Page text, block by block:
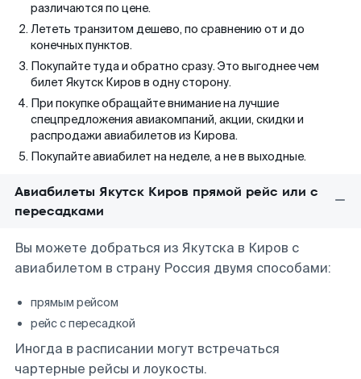
различаются по цене.
Лететь транзитом дешево, по сравнению от и до
конечных пунктов.
Покупайте туда и обратно сразу. Это выгоднее чем
билет Якутск Киров в одну сторону.
При покупке обращайте внимание на лучшие
спецпредложения авиакомпаний, акции, скидки и
распродажи авиабилетов из Кирова.
Покупайте авиабилет на неделе, а не в выходные.
Авиабилеты Якутск Киров прямой рейс или с
пересадками
Вы можете добраться из Якутска в Киров с
авиабилетом в страну Россия двумя способами:
прямым рейсом
рейс с пересадкой
Иногда в расписании могут встречаться
чартерные рейсы и лоукосты.